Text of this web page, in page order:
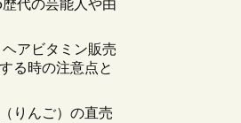
代の芸能人や由
アビタミン販売
る時の注意点と
りんご）の直売